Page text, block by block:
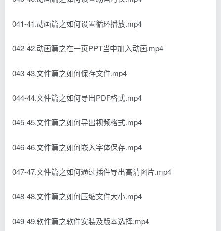
041-41.动画篇之如何设置循环播放.mp4
042-42.动画篇之在一页PPT当中加入动画.mp4
043-43.文件篇之如何保存文件.mp4
044-44.文件篇之如何导出PDF格式.mp4
045-45.文件篇之如何导出视频格式.mp4
046-46.文件篇之如何嵌入字体保存.mp4
047-47.文件篇之如何通过插件导出高清图片.mp4
048-48.文件篇之如何压缩文件大小.mp4
049-49.软件篇之软件安装及版本选择.mp4